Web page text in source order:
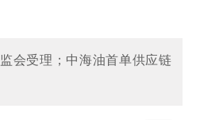
会受理；中海油首单供应链